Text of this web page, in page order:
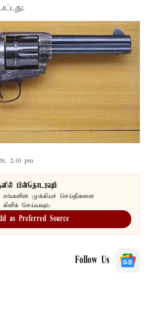
2:10 pm
பின்தொடரவும்
எங்களின் முக்கியச் செய்திகளை
செய்யவும்.
as Preferred Source
Follow Us